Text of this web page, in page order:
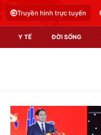
Truyền hình trực tuyến
Y TẾ ĐỜI SỐNG
Video